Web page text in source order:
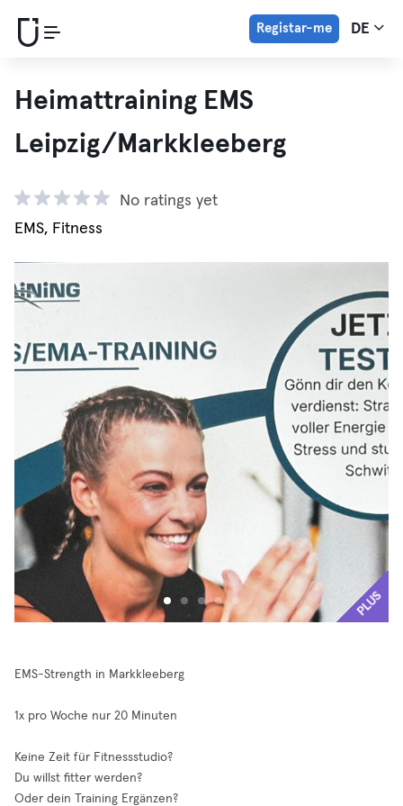
Registar-me DE
Heimattraining EMS
Leipzig/Markkleeberg
No ratings yet
EMS, Fitness
PLUS
EMS-Strength in Markkleeberg
1x pro Woche nur 20 Minuten
Keine Zeit für Fitnessstudio?
Du willst fitter werden?
Oder dein Training Ergänzen?